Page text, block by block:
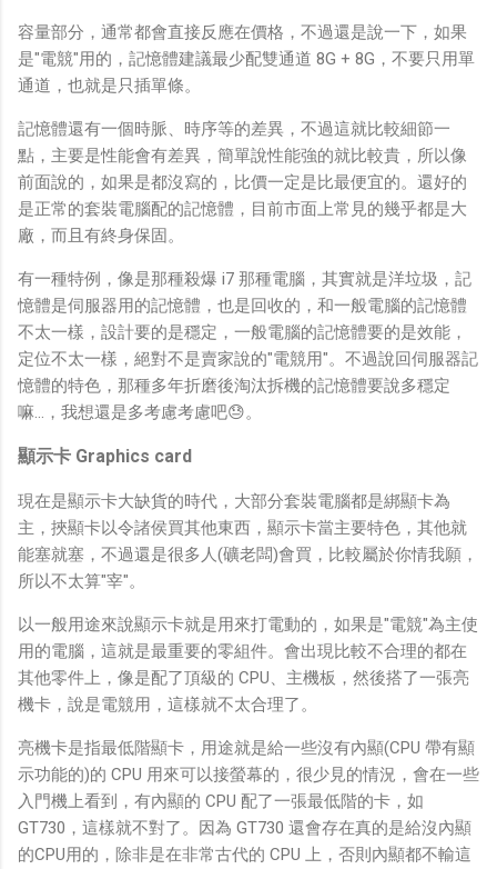
容量部分，通常都會直接反應在價格，不過還是說一下，如果
是"電競"用的，記憶體建議最少配雙通道 8G + 8G，不要只用單
通道，也就是只插單條。
記憶體還有一個時脈、時序等的差異，不過這就比較細節一
點，主要是性能會有差異，簡單說性能強的就比較貴，所以像
前面說的，如果是都沒寫的，比價一定是比最便宜的。還好的
是正常的套裝電腦配的記憶體，目前市面上常見的幾乎都是大
廠，而且有終身保固。
有一種特例，像是那種殺爆 i7 那種電腦，其實就是洋垃圾，記
憶體是伺服器用的記憶體，也是回收的，和一般電腦的記憶體
不太一樣，設計要的是穩定，一般電腦的記憶體要的是效能，
定位不太一樣，絕對不是賣家說的"電競用"。不過說回伺服器記
憶體的特色，那種多年折磨後淘汰拆機的記憶體要說多穩定
嘛…，我想還是多考慮考慮吧😓。
顯示卡 Graphics card
現在是顯示卡大缺貨的時代，大部分套裝電腦都是綁顯卡為
主，挾顯卡以令諸侯買其他東西，顯示卡當主要特色，其他就
能塞就塞，不過還是很多人(礦老闆)會買，比較屬於你情我願，
所以不太算"宰"。
以一般用途來說顯示卡就是用來打電動的，如果是"電競"為主使
用的電腦，這就是最重要的零組件。會出現比較不合理的都在
其他零件上，像是配了頂級的 CPU、主機板，然後搭了一張亮
機卡，說是電競用，這樣就不太合理了。
亮機卡是指最低階顯卡，用途就是給一些沒有內顯(CPU 帶有顯
示功能的)的 CPU 用來可以接螢幕的，很少見的情況，會在一些
入門機上看到，有內顯的 CPU 配了一張最低階的卡，如
GT730，這樣就不對了。因為 GT730 還會存在真的是給沒內顯
的CPU用的，除非是在非常古代的 CPU 上，否則內顯都不輸這